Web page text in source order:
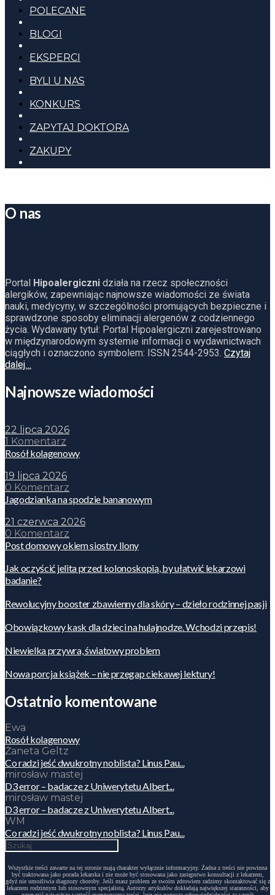
POLECANE
BLOGI
EKSPERCI
BYLI U NAS
KONKURS
ZAPYTAJ DOKTORA
ZAKUPY
O nas
Portal Hipoalergiczni działa na rzecz społeczności
alergików, zapewniając najnowsze wiadomości ze świata
nauki, medycyny, w szczególności promujących bezpieczne i
sprawdzone sposoby eliminacji alergenów z codziennego
życia. Wydawany tytuł: Portal Hipoalergiczni zarejestrowano
w międzynarodowym systemie informacji o wydawnictwach
ciągłych i oznaczono symbolem: ISSN 2544-2953. Czytaj
dalej…
Najnowsze wiadomości
22 lipca 2026
1 Komentarz
Rosół kolagenowy
19 lipca 2026
0 Komentarz
Jagodzianka na spodzie bananowym
21 czerwca 2026
0 Komentarz
Post domowy okiem siostry Ilony
Jak oczyścić jelita przed kolonoskopią, by ułatwić lekarzowi
badanie?
Rewolucyjny booster zbawienny dla skóry – dzieło rodzinnej pasji
Obowiązkowy kask dla dzieci na hulajnodze. Wchodzi przepis!
Niewielka przywra, światowy problem
Nowa porcja książek – nie przegap ciekawej lektury!
Ostatnio komentowane
Ewa
Rosół kolagenowy
Żaneta Geltz
Co radzi jeść dwukrotny noblista? Linus Pau...
mirosław mastej
D3 error – badacze z Uniwerytetu Albert...
mirosław mastej
D3 error – badacze z Uniwerytetu Albert...
WM
Co radzi jeść dwukrotny noblista? Linus Pau...
Wszystkie treści zawarte na tej stronie mają charakter wyłącznie informacyjny. Żadna z treści nie powinna
być traktowana jako porada lekarska i nie może być stosowana jako zastępstwo konsultacji z lekarzem,
gdyż nie umożliwia diagnozy choroby. Jeśli masz problem ze swoim zdrowiem radzimy skontaktować się z
lekarzem rodzinnym lub stosownym specjalistą. Autorzy artykułów dokładają największej staranności, aby